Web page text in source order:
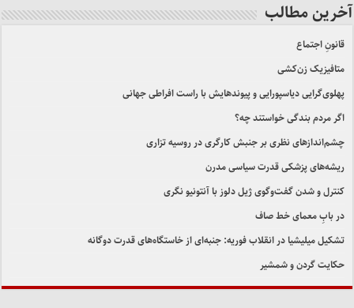
آخرین مطالب
قانونِ اجتماع
متافیزیک زن‌کشی
پهلوی‌گرایی دیاسپورایی و پیوندهایش با راست افراطی جهانی
اگر مردم بندگی خواستند چه؟
چشم‌اندازهای نظری بر جنبش کارگری در روسیه تزاری
ریشه‌های پزشکی قدرت سیاسی مدرن
کنترل و شدن گفت‌وگوی ژیل دلوز با آنتونیو نگری
در بابِ معمای خط صاف
تشکیل میلیشیا در انقلاب فوریه: جنبه‌ای از خاستگاه‌های قدرت دوگانه
حکایت گردن و شمشیر